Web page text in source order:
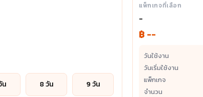
น 8 วัน 9 วัน
แพ็กเกจที่เลือก
-
฿ --
วันใช้งาน
วันเริ่มใช้งาน
แพ็กเกจ
จำนวน